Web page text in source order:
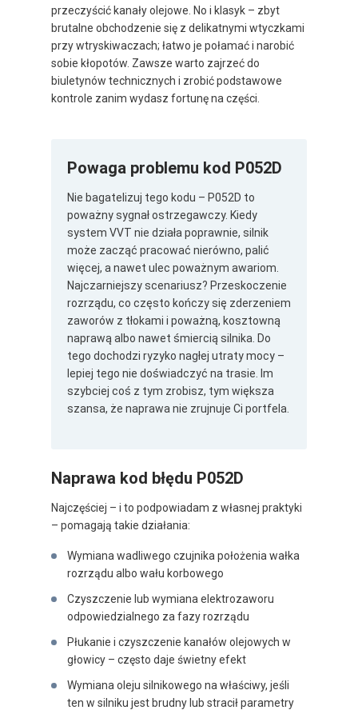
przeczyścić kanały olejowe. No i klasyk – zbyt
brutalne obchodzenie się z delikatnymi wtyczkami
przy wtryskiwaczach; łatwo je połamać i narobić
sobie kłopotów. Zawsze warto zajrzeć do
biuletynów technicznych i zrobić podstawowe
kontrole zanim wydasz fortunę na części.
Powaga problemu kod P052D
Nie bagatelizuj tego kodu – P052D to
poważny sygnał ostrzegawczy. Kiedy
system VVT nie działa poprawnie, silnik
może zacząć pracować nierówno, palić
więcej, a nawet ulec poważnym awariom.
Najczarniejszy scenariusz? Przeskoczenie
rozrządu, co często kończy się zderzeniem
zaworów z tłokami i poważną, kosztowną
naprawą albo nawet śmiercią silnika. Do
tego dochodzi ryzyko nagłej utraty mocy –
lepiej tego nie doświadczyć na trasie. Im
szybciej coś z tym zrobisz, tym większa
szansa, że naprawa nie zrujnuje Ci portfela.
Naprawa kod błędu P052D
Najczęściej – i to podpowiadam z własnej praktyki
– pomagają takie działania:
Wymiana wadliwego czujnika położenia wałka
rozrządu albo wału korbowego
Czyszczenie lub wymiana elektrozaworu
odpowiedzialnego za fazy rozrządu
Płukanie i czyszczenie kanałów olejowych w
głowicy – często daje świetny efekt
Wymiana oleju silnikowego na właściwy, jeśli
ten w silniku jest brudny lub stracił parametry